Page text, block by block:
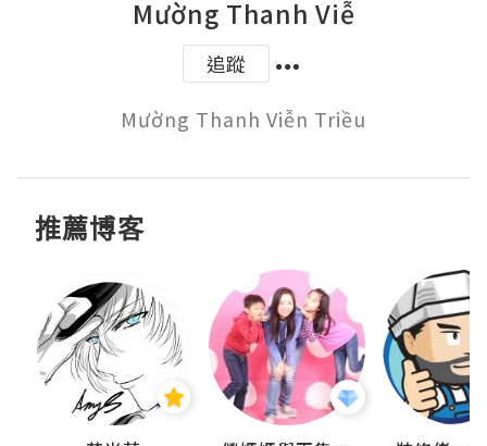
Mường Thanh Viễ
追蹤
Mường Thanh Viễn Triều
推薦博客